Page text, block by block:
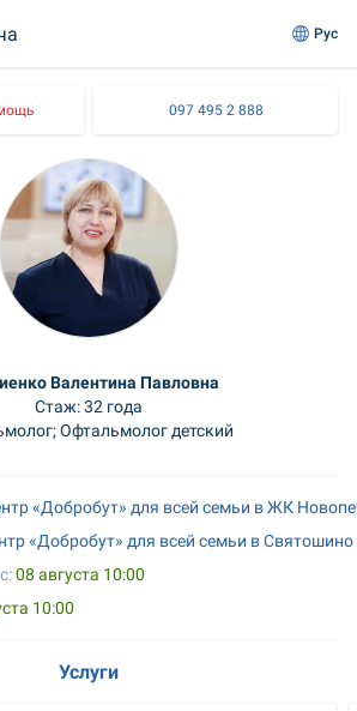
Рус
097 495 2 888
Валентина Павловна
Стаж: 32 года
Офтальмолог детский
«Добробут» для всей семьи в ЖК
«Добробут» для всей семьи в Святошино
08 августа 10:00
10:00
Услуги